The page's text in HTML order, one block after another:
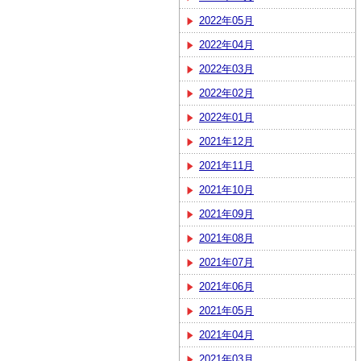
2022年05月
2022年04月
2022年03月
2022年02月
2022年01月
2021年12月
2021年11月
2021年10月
2021年09月
2021年08月
2021年07月
2021年06月
2021年05月
2021年04月